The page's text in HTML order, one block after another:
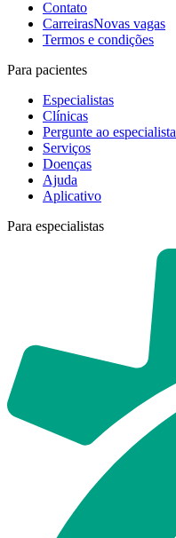
Contato
CarreirasNovas vagas
Termos e condições
Para pacientes
Especialistas
Clínicas
Pergunte ao especialista
Serviços
Doenças
Ajuda
Aplicativo
Para especialistas